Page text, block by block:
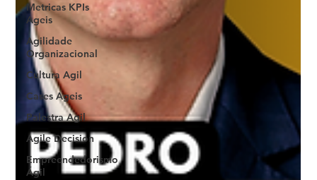
Metricas KPIs
Ageis
Agilidade
Organizacional
Cultura Agil
Cases Ageis
Palestra Agil
Agile Decision
Empreendedorismo
Ágil